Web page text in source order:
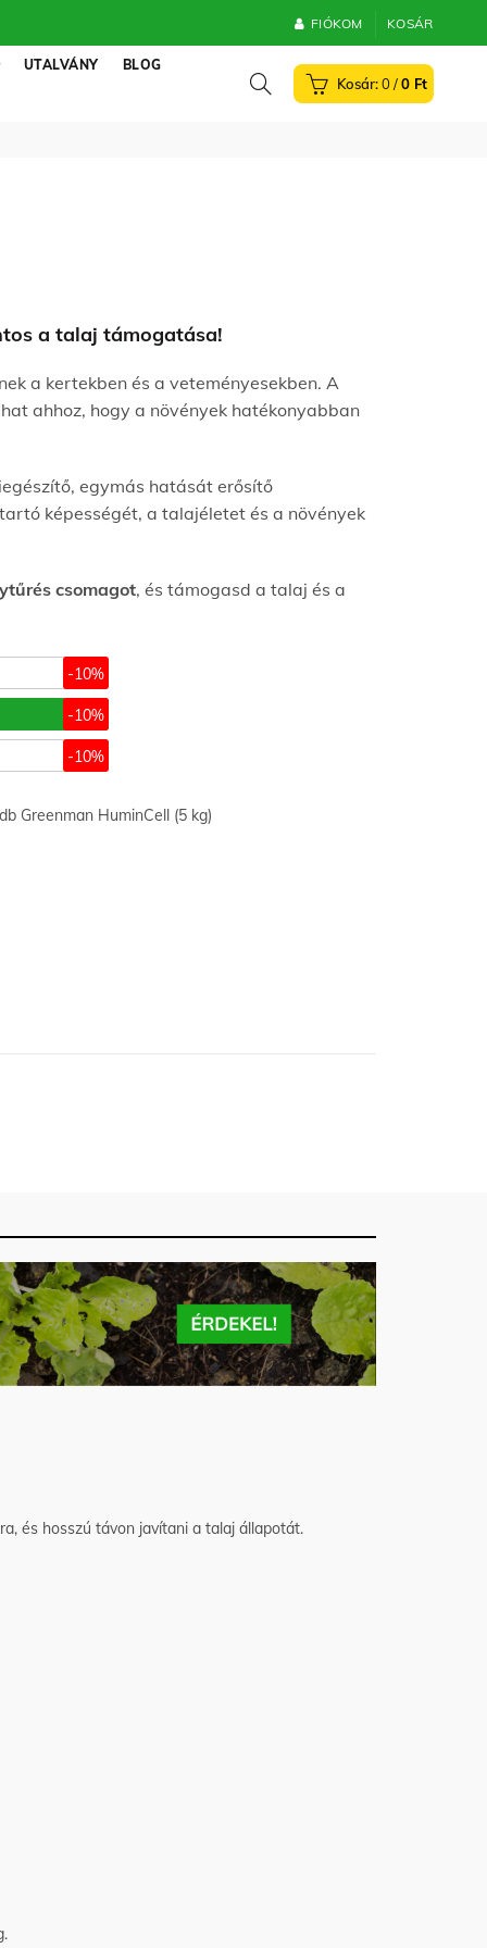
FIÓKOM KOSÁR
UTALVÁNY BLOG
0 / 0 Ft
a talaj támogatása!
a kertekben és a veteményesekben. A
ahhoz, hogy a növények hatékonyabban
egymás hatását erősítő
képességét, a talajéletet és a növények
csomagot, és támogasd a talaj és a
Greenman HuminCell (5 kg)
és hosszú távon javítani a talaj állapotát.